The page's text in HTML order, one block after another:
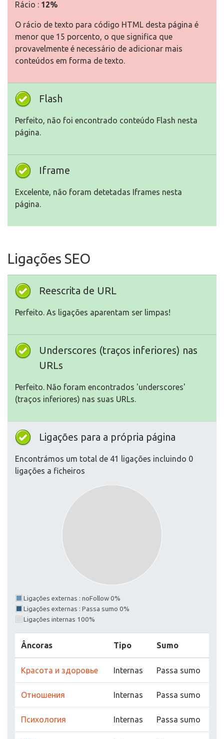
Rácio : 12%
O rácio de texto para código HTML desta página é
menor que 15 porcento, o que significa que
provavelmente é necessário de adicionar mais
conteúdos em forma de texto.
Flash
Perfeito, não foi encontrado conteúdo Flash nesta
página.
Iframe
Excelente, não foram detetadas Iframes nesta
página.
Ligações SEO
Reescrita de URL
Perfeito. As ligações aparentam ser limpas!
Underscores (traços inferiores) nas
URLs
Perfeito. Não foram encontrados 'underscores'
(traços inferiores) nas suas URLs.
Ligações para a própria página
Encontrámos um total de 41 ligações incluindo 0
ligações a ficheiros
Ligações externas : noFollow 0%
Ligações externas : Passa sumo 0%
Ligações internas 100%
Âncoras Tipo Sumo
Красота и здоровье Internas Passa sumo
Отношения Internas Passa sumo
Психология Internas Passa sumo